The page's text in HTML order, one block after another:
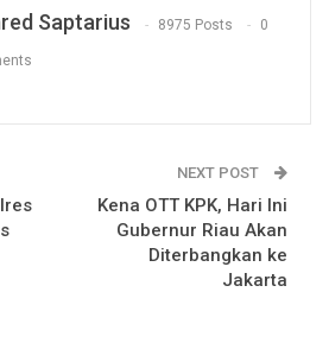
Saptarius 8975 Posts 0
NEXT POST
Kena OTT KPK, Hari Ini
Gubernur Riau Akan
Diterbangkan ke
Jakarta